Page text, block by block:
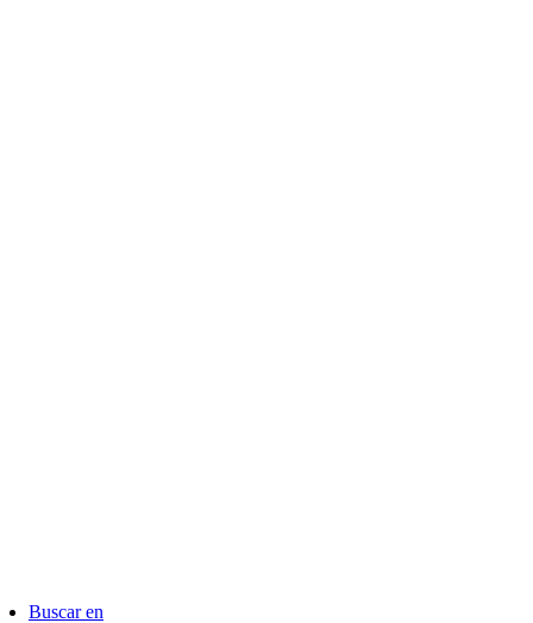
Buscar en